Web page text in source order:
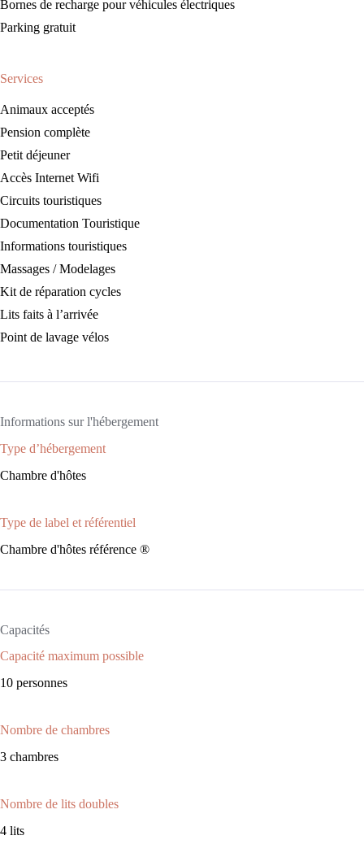
Bornes de recharge pour véhicules électriques
Parking gratuit
Services
Animaux acceptés
Pension complète
Petit déjeuner
Accès Internet Wifi
Circuits touristiques
Documentation Touristique
Informations touristiques
Massages / Modelages
Kit de réparation cycles
Lits faits à l’arrivée
Point de lavage vélos
Informations sur l'hébergement
Type d’hébergement
Chambre d'hôtes
Type de label et référentiel
Chambre d'hôtes référence ®
Capacités
Capacité maximum possible
10 personnes
Nombre de chambres
3 chambres
Nombre de lits doubles
4 lits